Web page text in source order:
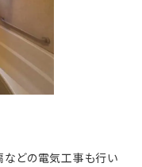
どの電気工事も行い